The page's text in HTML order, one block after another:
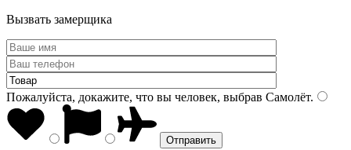
Вызвать замерщика
Пожалуйста, докажите, что вы человек, выбрав Самолёт.